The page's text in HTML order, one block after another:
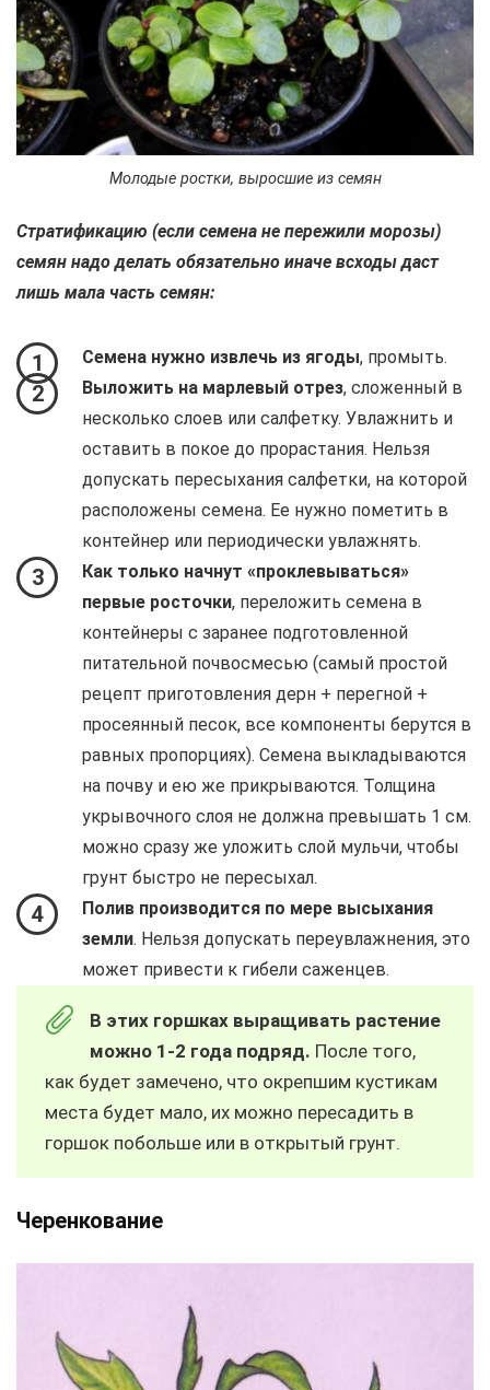
Молодые ростки, выросшие из семян
Стратификацию (если семена не пережили морозы)
семян надо делать обязательно иначе всходы даст
лишь мала часть семян:
1 Семена нужно извлечь из ягоды, промыть.
2 Выложить на марлевый отрез, сложенный в
несколько слоев или салфетку. Увлажнить и
оставить в покое до прорастания. Нельзя
допускать пересыхания салфетки, на которой
расположены семена. Ее нужно пометить в
контейнер или периодически увлажнять.
3
Как только начнут «проклевываться»
первые росточки, переложить семена в
контейнеры с заранее подготовленной
питательной почвосмесью (самый простой
рецепт приготовления дерн + перегной +
просеянный песок, все компоненты берутся в
равных пропорциях). Семена выкладываются
на почву и ею же прикрываются. Толщина
укрывочного слоя не должна превышать 1 см.
можно сразу же уложить слой мульчи, чтобы
грунт быстро не пересыхал.
4
Полив производится по мере высыхания
земли. Нельзя допускать переувлажнения, это
может привести к гибели саженцев.
В этих горшках выращивать растение
можно 1-2 года подряд. После того,
как будет замечено, что окрепшим кустикам
места будет мало, их можно пересадить в
горшок побольше или в открытый грунт.
Черенкование